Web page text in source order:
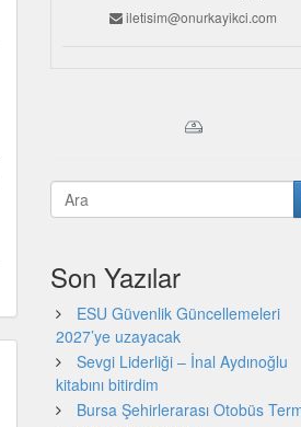
iletisim@onurkayikci.com
Son Yazılar
ESU Güvenlik Güncellemeleri
2027’ye uzayacak
Sevgi Liderliği – İnal Aydınoğlu
kitabını bitirdim
Bursa Şehirlerarası Otobüs